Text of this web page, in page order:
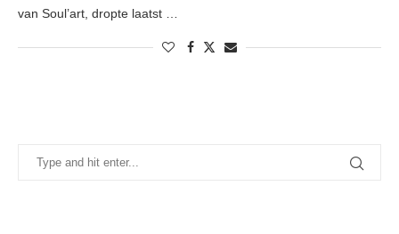
van Soul’art, dropte laatst …